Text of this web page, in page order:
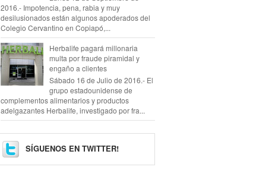
2016.- Impotencia, pena, rabia y muy
desilusionados están algunos apoderados del
Colegio Cervantino en Copiapó,...
Herbalife pagará millonaria
multa por fraude piramidal y
engaño a clientes
Sábado 16 de Julio de 2016.- El
grupo estadounidense de
complementos alimentarios y productos
adelgazantes Herbalife, investigado por fra...
SÍGUENOS EN TWITTER!